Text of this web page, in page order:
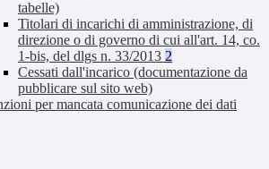
tabelle)
Titolari di incarichi di amministrazione, di
direzione o di governo di cui all'art. 14, co.
1-bis, del dlgs n. 33/2013 2
Cessati dall'incarico (documentazione da
pubblicare sul sito web)
per mancata comunicazione dei dati